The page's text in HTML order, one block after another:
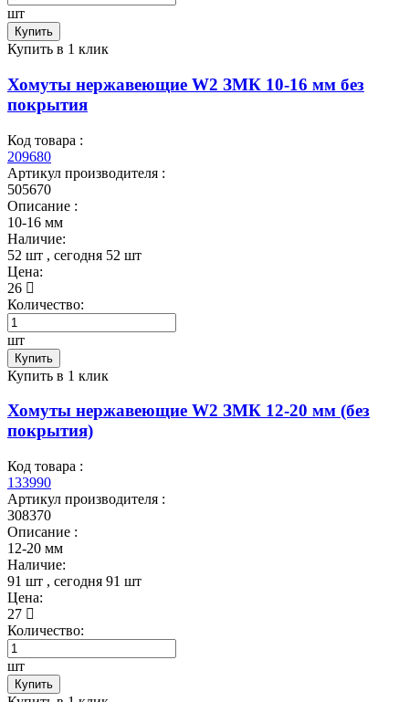
шт
Купить
Купить в 1 клик
Хомуты нержавеющие W2 ЗМК 10-16 мм без
покрытия
Код товара :
209680
Артикул производителя :
505670
Описание :
10-16 мм
Наличие:
52 шт , сегодня 52 шт
Цена:
26
Количество:
шт
Купить
Купить в 1 клик
Хомуты нержавеющие W2 ЗМК 12-20 мм (без
покрытия)
Код товара :
133990
Артикул производителя :
308370
Описание :
12-20 мм
Наличие:
91 шт , сегодня 91 шт
Цена:
27
Количество:
шт
Купить